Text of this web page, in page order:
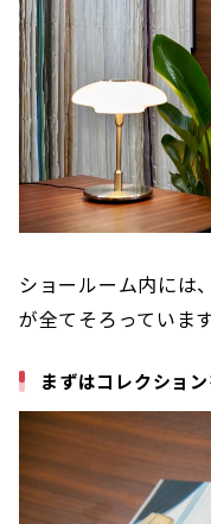
ショールーム内には
が全てそろっていま
まずはコレクショ